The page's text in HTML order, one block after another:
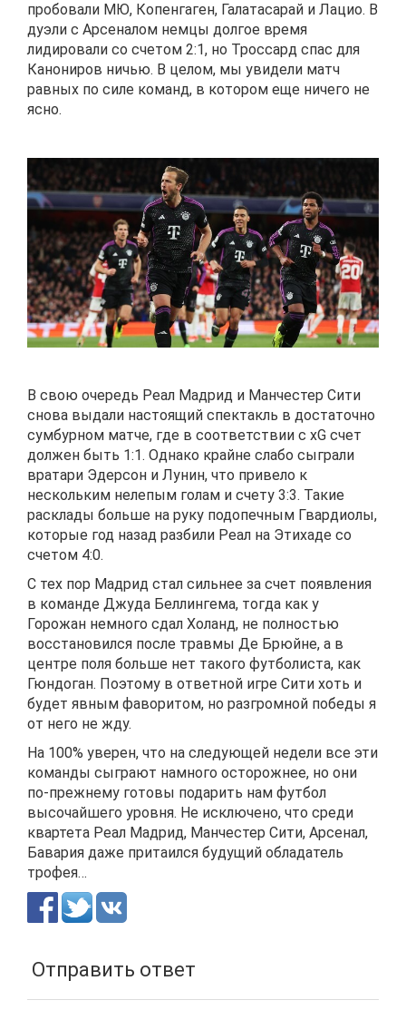
пробовали МЮ, Копенгаген, Галатасарай и Лацио. В
дуэли с Арсеналом немцы долгое время
лидировали со счетом 2:1, но Троссард спас для
Канониров ничью. В целом, мы увидели матч
равных по силе команд, в котором еще ничего не
ясно.
В свою очередь Реал Мадрид и Манчестер Сити
снова выдали настоящий спектакль в достаточно
сумбурном матче, где в соответствии с xG счет
должен быть 1:1. Однако крайне слабо сыграли
вратари Эдерсон и Лунин, что привело к
нескольким нелепым голам и счету 3:3. Такие
расклады больше на руку подопечным Гвардиолы,
которые год назад разбили Реал на Этихаде со
счетом 4:0.
С тех пор Мадрид стал сильнее за счет появления
в команде Джуда Беллингема, тогда как у
Горожан немного сдал Холанд, не полностью
восстановился после травмы Де Брюйне, а в
центре поля больше нет такого футболиста, как
Гюндоган. Поэтому в ответной игре Сити хоть и
будет явным фаворитом, но разгромной победы я
от него не жду.
На 100% уверен, что на следующей недели все эти
команды сыграют намного осторожнее, но они
по-прежнему готовы подарить нам футбол
высочайшего уровня. Не исключено, что среди
квартета Реал Мадрид, Манчестер Сити, Арсенал,
Бавария даже притаился будущий обладатель
трофея…
Отправить ответ